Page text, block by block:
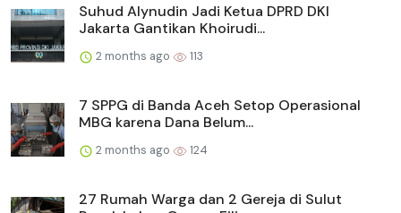
Suhud Alynudin Jadi Ketua DPRD DKI
Jakarta Gantikan Khoirudi...
2 months ago 113
7 SPPG di Banda Aceh Setop Operasional
MBG karena Dana Belum...
2 months ago 124
27 Rumah Warga dan 2 Gereja di Sulut